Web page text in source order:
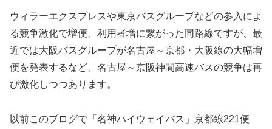
ウィラーエクスプレスや東京バスグループなどの参入によ
る競争激化で増便、利用者増に繋がった同路線ですが、最
近では大阪バスグループが名古屋～京都・大阪線の大幅増
便を発表するなど、名古屋～京阪神間高速バスの競争は再
び激化しつつあります。
以前このブログで「名神ハイウェイバス」京都線221便